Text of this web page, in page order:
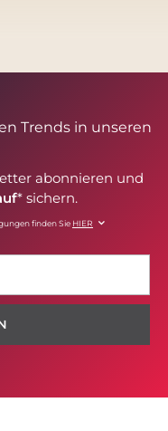
Trends in unseren
abonnieren und
* sichern.
finden Sie HIER